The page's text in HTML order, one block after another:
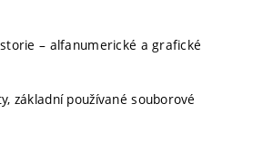
– alfanumerické a grafické
základní používané souborové